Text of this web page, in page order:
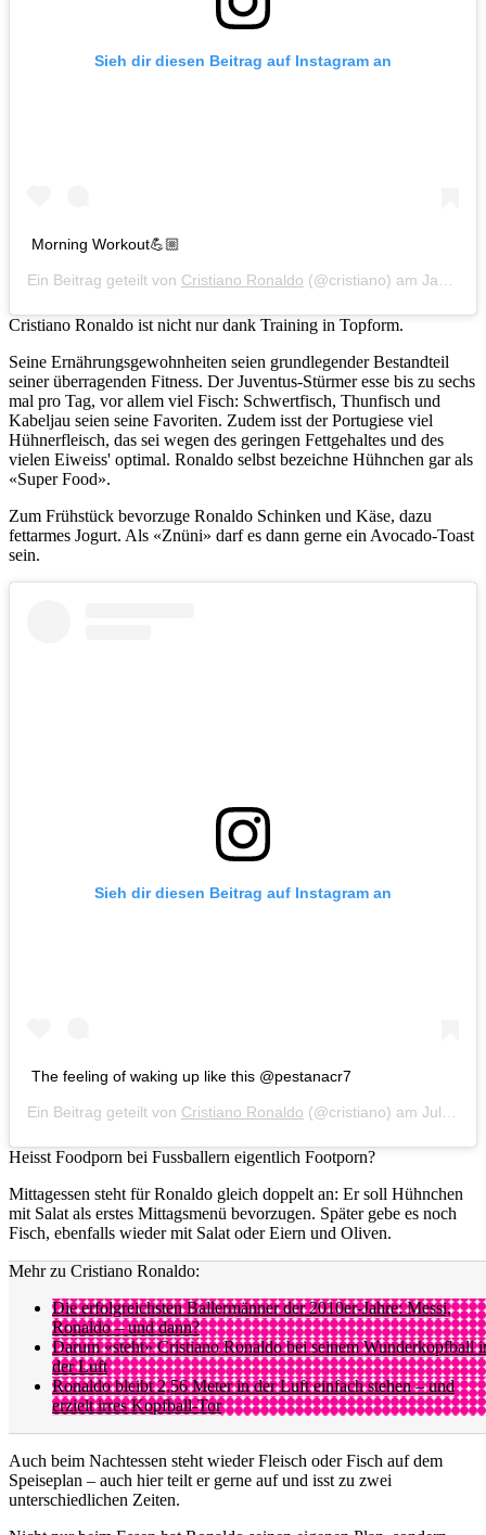
Sieh dir diesen Beitrag auf Instagram an
Morning Workout💪🏼
Ein Beitrag geteilt von Cristiano Ronaldo (@cristiano) am Jan 8, 2020 um 4:09 PST
Cristiano Ronaldo ist nicht nur dank Training in Topform.
Seine Ernährungsgewohnheiten seien grundlegender Bestandteil
seiner überragenden Fitness. Der Juventus-Stürmer esse bis zu sechs
mal pro Tag, vor allem viel Fisch: Schwertfisch, Thunfisch und
Kabeljau seien seine Favoriten. Zudem isst der Portugiese viel
Hühnerfleisch, das sei wegen des geringen Fettgehaltes und des
vielen Eiweiss' optimal. Ronaldo selbst bezeichne Hühnchen gar als
«Super Food».
Zum Frühstück bevorzuge Ronaldo Schinken und Käse, dazu
fettarmes Jogurt. Als «Znüni» darf es dann gerne ein Avocado-Toast
sein.
Sieh dir diesen Beitrag auf Instagram an
The feeling of waking up like this @pestanacr7
Ein Beitrag geteilt von Cristiano Ronaldo (@cristiano) am Jul 14, 2017 um 11:02 PDT
Heisst Foodporn bei Fussballern eigentlich Footporn?
Mittagessen steht für Ronaldo gleich doppelt an: Er soll Hühnchen
mit Salat als erstes Mittagsmenü bevorzugen. Später gebe es noch
Fisch, ebenfalls wieder mit Salat oder Eiern und Oliven.
Mehr zu Cristiano Ronaldo:
Die erfolgreichsten Ballermänner der 2010er-Jahre: Messi,
Ronaldo – und dann?
Darum «steht» Cristiano Ronaldo bei seinem Wunderkopfball
der Luft
Ronaldo bleibt 2,56 Meter in der Luft einfach stehen – und
erzielt irres Kopfball-Tor
Auch beim Nachtessen steht wieder Fleisch oder Fisch auf dem
Speiseplan – auch hier teilt er gerne auf und isst zu zwei
unterschiedlichen Zeiten.